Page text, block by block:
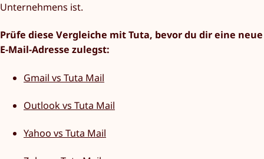
Unternehmens ist.
Prüfe diese Vergleiche mit Tuta, bevor du dir eine neue
E-Mail-Adresse zulegst:
Gmail vs Tuta Mail
Outlook vs Tuta Mail
Yahoo vs Tuta Mail